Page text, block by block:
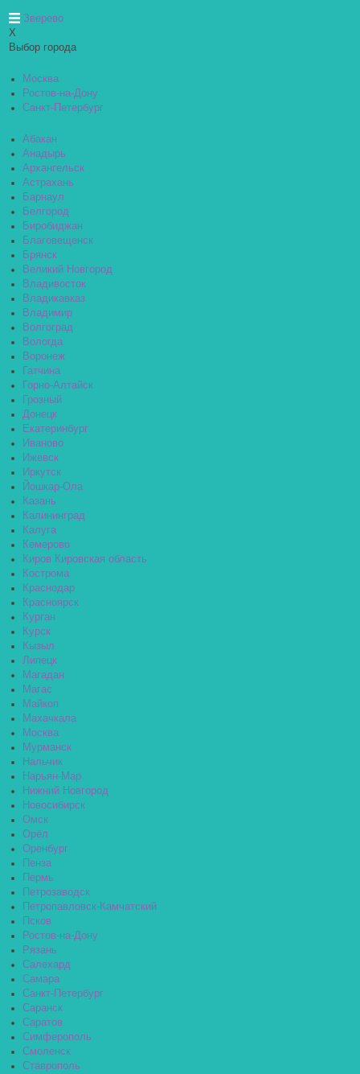
Зверево
X
Выбор города
Москва
Ростов-на-Дону
Санкт-Петербург
Абакан
Анадырь
Архангельск
Астрахань
Барнаул
Белгород
Биробиджан
Благовещенск
Брянск
Великий Новгород
Владивосток
Владикавказ
Владимир
Волгоград
Вологда
Воронеж
Гатчина
Горно-Алтайск
Грозный
Донецк
Екатеринбург
Иваново
Ижевск
Иркутск
Йошкар-Ола
Казань
Калининград
Калуга
Кемерово
Киров Кировская область
Кострома
Краснодар
Красноярск
Курган
Курск
Кызыл
Липецк
Магадан
Магас
Майкоп
Махачкала
Москва
Мурманск
Нальчик
Нарьян-Мар
Нижний Новгород
Новосибирск
Омск
Орёл
Оренбург
Пенза
Пермь
Петрозаводск
Петропавловск-Камчатский
Псков
Ростов-на-Дону
Рязань
Салехард
Самара
Санкт-Петербург
Саранск
Саратов
Симферополь
Смоленск
Ставрополь